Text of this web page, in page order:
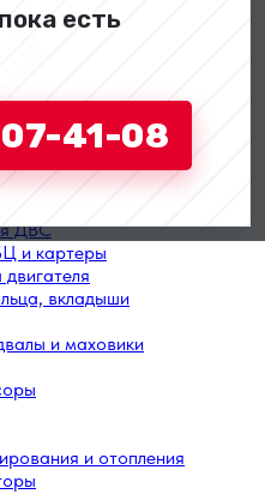
есть
41-08
ДВС
и картеры
вкладыши
и маховики
и отопления